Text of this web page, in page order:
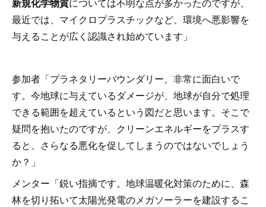
最近では、マイクロプラスチックなど、環境へ悪影響を
与えることが広く認識され始めています」
参加者「プラネタリーバウンダリー、非常に面白いで
す。今地球に与えているダメージが、地球が自分で処理
できる範囲を超えているという図だと思います。そこで
疑問を抱いたのですが、クリーンエネルギーをプラスす
ると、さらなる悪化を促してしまうのではないでしょう
か？」
メンター「鋭い指摘です。地球温暖化対策のために、森
林を切り拓いて太陽光発電のメガソーラーを建設するこ